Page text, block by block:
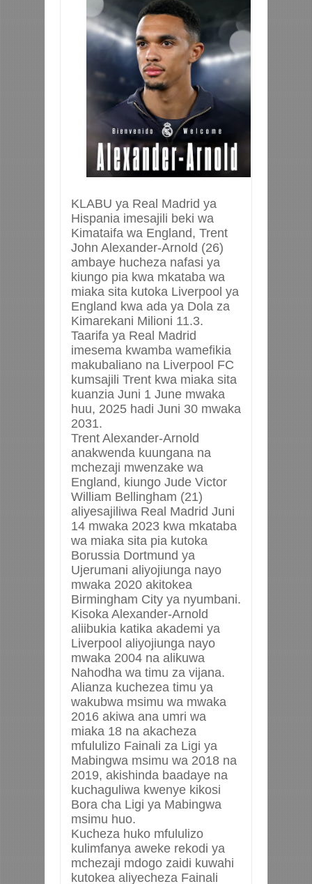
KLABU ya Real Madrid ya
Hispania imesajili beki wa
Kimataifa wa England, Trent
John Alexander-Arnold (26)
ambaye hucheza nafasi ya
kiungo pia kwa mkataba wa
miaka sita kutoka Liverpool ya
England kwa ada ya Dola za
Kimarekani Milioni 11.3.
Taarifa ya Real Madrid
imesema kwamba wamefikia
makubaliano na Liverpool FC
kumsajili Trent kwa miaka sita
kuanzia Juni 1 June mwaka
huu, 2025 hadi Juni 30 mwaka
2031.
Trent Alexander-Arnold
anakwenda kuungana na
mchezaji mwenzake wa
England, kiungo Jude Victor
William Bellingham (21)
aliyesajiliwa Real Madrid Juni
14 mwaka 2023 kwa mkataba
wa miaka sita pia kutoka
Borussia Dortmund ya
Ujerumani aliyojiunga nayo
mwaka 2020 akitokea
Birmingham City ya nyumbani.
Kisoka Alexander-Arnold
aliibukia katika akademi ya
Liverpool aliyojiunga nayo
mwaka 2004 na alikuwa
Nahodha wa timu za vijana.
Alianza kuchezea timu ya
wakubwa msimu wa mwaka
2016 akiwa ana umri wa
miaka 18 na akacheza
mfululizo Fainali za Ligi ya
Mabingwa msimu wa 2018 na
2019, akishinda baadaye na
kuchaguliwa kwenye kikosi
Bora cha Ligi ya Mabingwa
msimu huo.
Kucheza huko mfululizo
kulimfanya aweke rekodi ya
mchezaji mdogo zaidi kuwahi
kutokea aliyecheza Fainali